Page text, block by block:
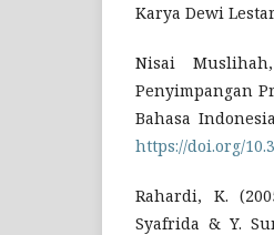
Karya Dewi
Nisai
Penyimpangan
Bahasa
https://doi.org/
Rahardi, K.
Syafrida & Y.